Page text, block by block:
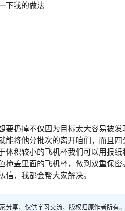
下我的做法
要扔掉不仅因为目标太大容易被
能将他分批次的离开咱们，而且
体积较小的飞机杯我们可以用报
掩盖里面的飞机杯，做到双重保
信，我都会帮大家解决。
享，仅供学习交流，版权归原作者所有。